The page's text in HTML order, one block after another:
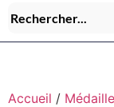
Accueil /